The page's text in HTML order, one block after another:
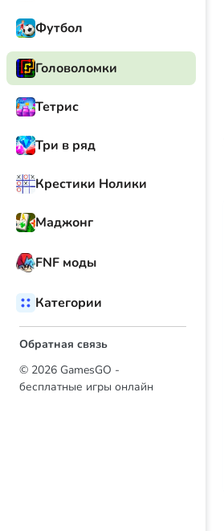
Футбол
Головоломки
Тетрис
Три в ряд
Крестики Нолики
Маджонг
FNF моды
Категории
Обратная связь
© 2026 GamesGO -
бесплатные игры онлайн